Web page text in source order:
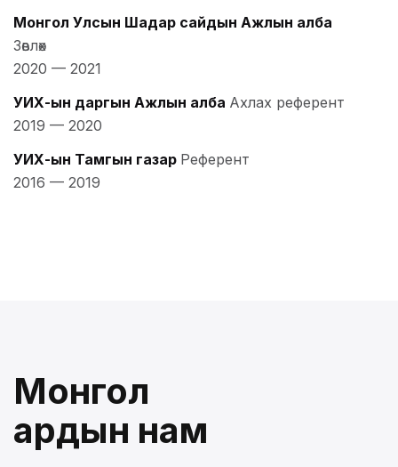
Монгол Улсын Шадар сайдын Ажлын алба
Зөвлөх
2020 — 2021
УИХ-ын даргын Ажлын алба Ахлах референт
2019 — 2020
УИХ-ын Тамгын газар Референт
2016 — 2019
Монгол
ардын нам